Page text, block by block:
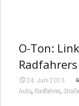
O-Ton:
24. Juni 2013
Auto, Radfahrer,